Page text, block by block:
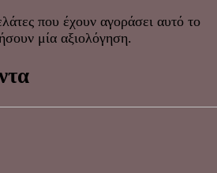
που έχουν αγοράσει αυτό το
μία αξιολόγηση.